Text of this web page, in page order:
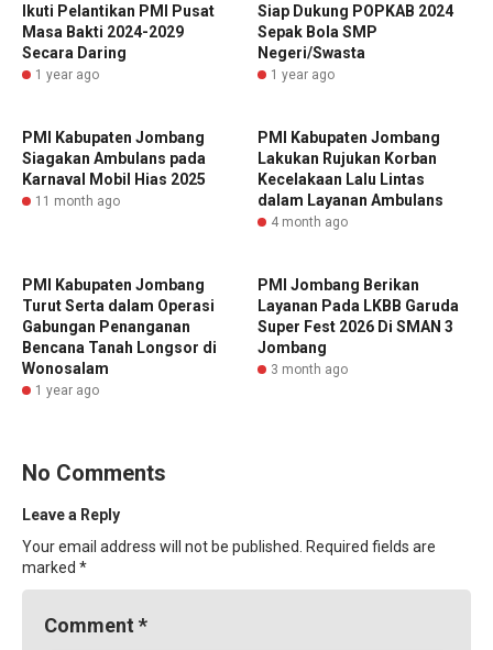
Ikuti Pelantikan PMI Pusat
Masa Bakti 2024-2029
Secara Daring
1 year ago
Siap Dukung POPKAB 2024
Sepak Bola SMP
Negeri/Swasta
1 year ago
PMI Kabupaten Jombang
Siagakan Ambulans pada
Karnaval Mobil Hias 2025
11 month ago
PMI Kabupaten Jombang
Lakukan Rujukan Korban
Kecelakaan Lalu Lintas
dalam Layanan Ambulans
4 month ago
PMI Kabupaten Jombang
Turut Serta dalam Operasi
Gabungan Penanganan
Bencana Tanah Longsor di
Wonosalam
1 year ago
PMI Jombang Berikan
Layanan Pada LKBB Garuda
Super Fest 2026 Di SMAN 3
Jombang
3 month ago
No Comments
Leave a Reply
Your email address will not be published.
Required fields are
marked *
Comment *